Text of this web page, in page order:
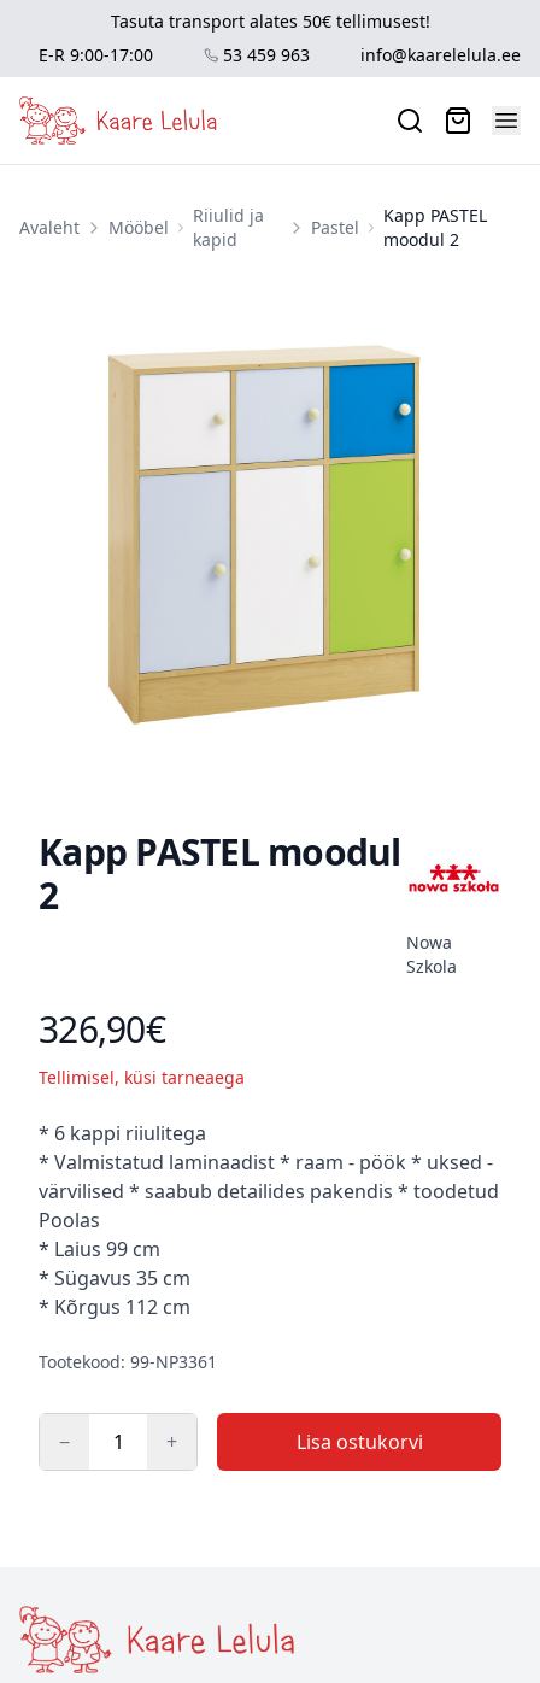
Tasuta transport alates 50€ tellimusest!
E-R 9:00-17:00
53 459 963 info@kaarelelula.ee
Avaleht Mööbel
Riiulid ja
kapid
Pastel
Kapp PASTEL
moodul 2
Kapp PASTEL moodul
2
Nowa
Szkola
Toote hind
326,90€
Tellimisel, küsi tarneaega
Kirjeldus
* 6 kappi riiulitega
* Valmistatud laminaadist * raam - pöök * uksed -
värvilised * saabub detailides pakendis * toodetud
Poolas
* Laius 99 cm
* Sügavus 35 cm
* Kõrgus 112 cm
Tootekood: 99-NP3361
− + Lisa ostukorvi